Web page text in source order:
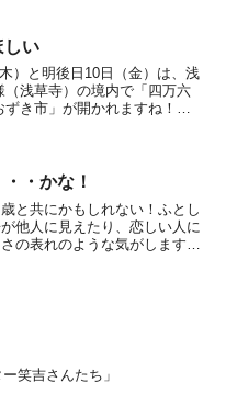
しい
）と明後日10日（金）は、浅
（浅草寺）の境内で「四万六
ずき市」が開かれますね！と
な浅草の風...
・かな！
と共にかもしれない！ふとし
他人に見えたり、恋しい人に
の表れのような気がします
ー笑吉さんたち」